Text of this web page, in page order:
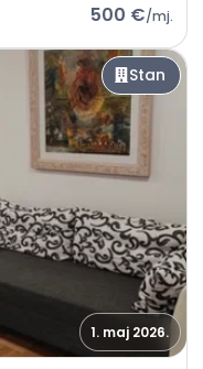
500 €/mj.
Stan
1. maj 2026.